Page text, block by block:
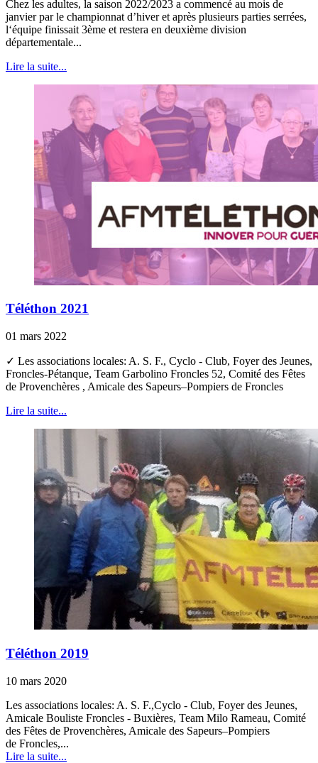
Chez les adultes, la saison 2022/2023 a commencé au mois de
janvier par le championnat d’hiver et après plusieurs parties serrées,
l‘équipe finissait 3ème et restera en deuxième division
départementale...
Lire la suite...
Téléthon 2021
01 mars 2022
✓ Les associations locales: A. S. F., Cyclo - Club, Foyer des Jeunes,
Froncles-Pétanque, Team Garbolino Froncles 52, Comité des Fêtes
de Provenchères , Amicale des Sapeurs–Pompiers de Froncles
Lire la suite...
Téléthon 2019
10 mars 2020
Les associations locales: A. S. F.,Cyclo - Club, Foyer des Jeunes,
Amicale Bouliste Froncles - Buxières, Team Milo Rameau, Comité
des Fêtes de Provenchères, Amicale des Sapeurs–Pompiers
de Froncles,...
Lire la suite...